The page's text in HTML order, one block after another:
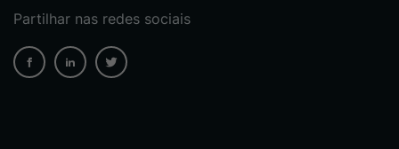
Partilhar nas redes sociais